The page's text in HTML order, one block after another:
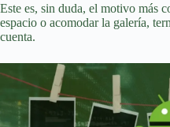
Este es, sin duda, el motivo más
espacio o acomodar la galería,
cuenta.